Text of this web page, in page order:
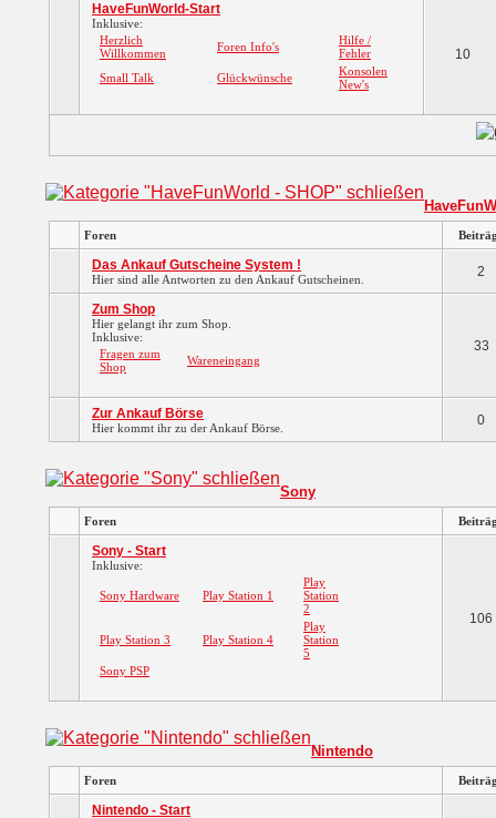
HaveFunWorld-Start
Inklusive:
Herzlich
Willkommen
Foren Info's
Hilfe /
Fehler
Small Talk
Glückwünsche
Konsolen
New's
10
Foren
Das Ankauf Gutscheine System !
Hier sind alle Antworten zu den Ankauf Gutscheinen. 2
Zum Shop
Hier gelangt ihr zum Shop.
Inklusive:
Fragen zum
Shop
Wareneingang
33
Zur Ankauf Börse
Hier kommt ihr zu der Ankauf Börse. 0
Sony
Foren
Sony - Start
Inklusive:
Sony Hardware Play Station 1
Play
Station
2
Play Station 3 Play Station 4
Play
Station
5
Sony PSP
106
Nintendo
Foren
Nintendo - Start